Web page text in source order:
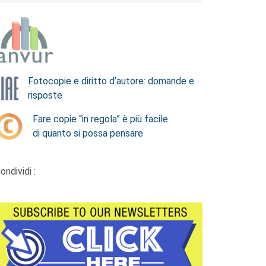
Fotocopie e diritto d’autore: domande e
risposte
Fare copie “in regola” è più facile
di quanto si possa pensare
: